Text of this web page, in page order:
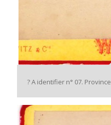
? A identifier n° 07. Province